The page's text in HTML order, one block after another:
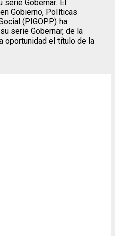
Gobernar. El
Gobierno, Políticas
(PIGOPP) ha
serie Gobernar, de la
oportunidad el título de la